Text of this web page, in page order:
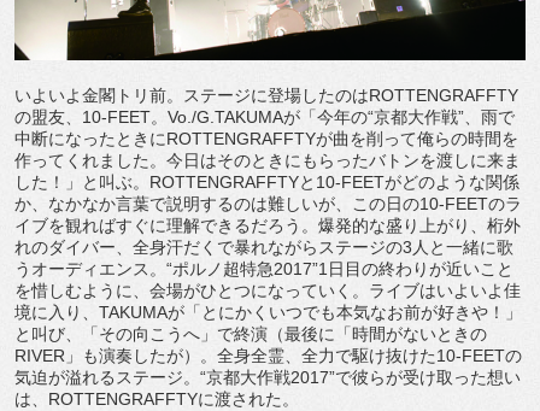
いよいよ金閣トリ前。ステージに登場したのはROTTENGRAFFTY
の盟友、10-FEET。Vo./G.TAKUMAが「今年の“京都大作戦”、雨で
中断になったときにROTTENGRAFFTYが曲を削って俺らの時間を
作ってくれました。今日はそのときにもらったバトンを渡しに来ま
した！」と叫ぶ。ROTTENGRAFFTYと10-FEETがどのような関係
か、なかなか言葉で説明するのは難しいが、この日の10-FEETのラ
イブを観ればすぐに理解できるだろう。爆発的な盛り上がり、桁外
れのダイバー、全身汗だくで暴れながらステージの3人と一緒に歌
うオーディエンス。“ポルノ超特急2017”1日目の終わりが近いこと
を惜しむように、会場がひとつになっていく。ライブはいよいよ佳
境に入り、TAKUMAが「とにかくいつでも本気なお前が好きや！」
と叫び、「その向こうへ」で終演（最後に「時間がないときの
RIVER」も演奏したが）。全身全霊、全力で駆け抜けた10-FEETの
気迫が溢れるステージ。“京都大作戦2017”で彼らが受け取った想い
は、ROTTENGRAFFTYに渡された。